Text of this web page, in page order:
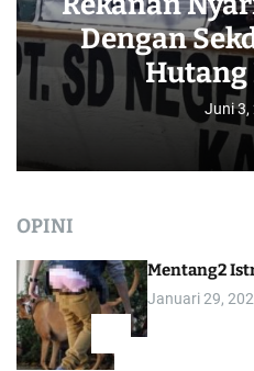
Dengan
Hutang
Juni 3,
OPINI
Mentang2
Januari 29,